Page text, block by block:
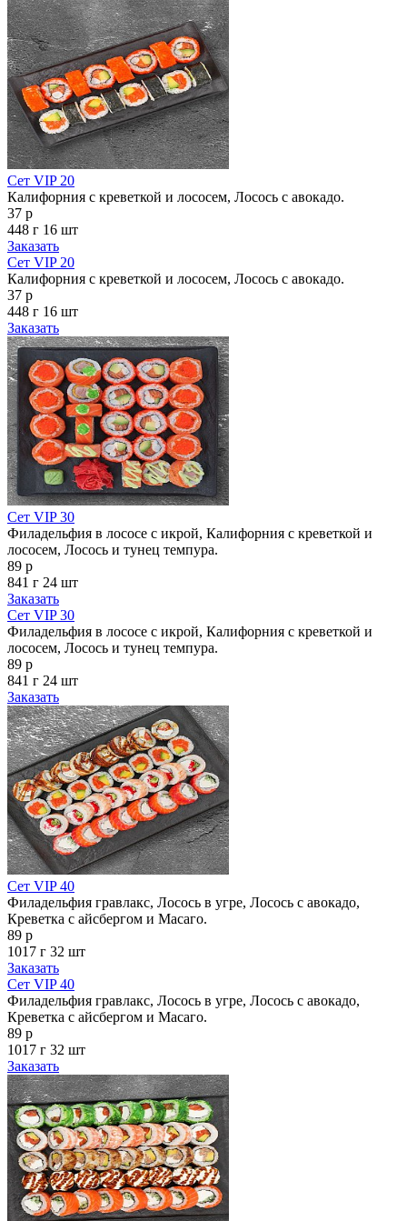
Сет VIP 20
Калифорния с креветкой и лососем, Лосось с авокадо.
37 р
448 г 16 шт
Заказать
Сет VIP 20
Калифорния с креветкой и лососем, Лосось с авокадо.
37 р
448 г 16 шт
Заказать
Сет VIP 30
Филадельфия в лососе с икрой, Калифорния с креветкой и
лососем, Лосось и тунец темпура.
89 р
841 г 24 шт
Заказать
Сет VIP 30
Филадельфия в лососе с икрой, Калифорния с креветкой и
лососем, Лосось и тунец темпура.
89 р
841 г 24 шт
Заказать
Сет VIP 40
Филадельфия гравлакс, Лосось в угре, Лосось с авокадо,
Креветка с айсбергом и Масаго.
89 р
1017 г 32 шт
Заказать
Сет VIP 40
Филадельфия гравлакс, Лосось в угре, Лосось с авокадо,
Креветка с айсбергом и Масаго.
89 р
1017 г 32 шт
Заказать